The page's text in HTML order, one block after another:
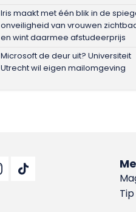
Iris maakt met één blik in de
onveiligheid van vrouwen
en wint daarmee afstudeerprijs
Microsoft de deur uit? Universiteit
Utrecht wil eigen mailomgeving